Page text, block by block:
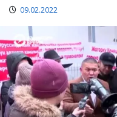
09.02.2022